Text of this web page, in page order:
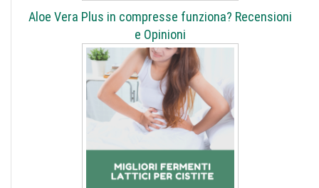
Aloe Vera Plus in compresse funziona? Recensioni
e Opinioni